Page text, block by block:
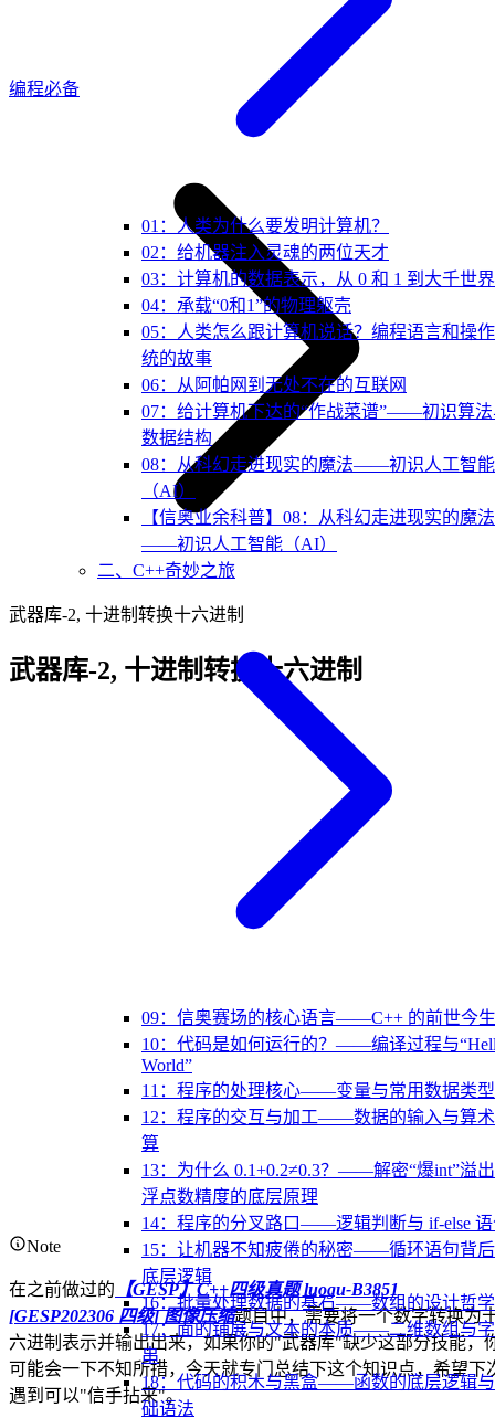
01：人类为什么要发明计算机？
02：给机器注入灵魂的两位天才
03：计算机的数据表示，从 0 和 1 到大千世界
04：承载“0和1”的物理躯壳
05：人类怎么跟计算机说话？编程语言和操
统的故事
06：从阿帕网到无处不在的互联网
07：给计算机下达的“作战菜谱”——初识算
数据结构
08：从科幻走进现实的魔法——初识人工智能
（AI）
【信奥业余科普】08：从科幻走进现实的魔法
——初识人工智能（AI）
二、C++奇妙之旅
09：信奥赛场的核心语言——C++ 的前世今生
10：代码是如何运行的？——编译过程与
World”
11：程序的处理核心——变量与常用数据类型
12：程序的交互与加工——数据的输入与算
算
13：为什么 0.1+0.2≠0.3？——解密“爆int”溢
浮点数精度的底层原理
14：程序的分叉路口——逻辑判断与 if-else
15：让机器不知疲倦的秘密——循环语句背
底层逻辑
16：批量处理数据的基石——数组的设计哲学
17：面的铺展与文本的本质——二维数组与
串
18：代码的积木与黑盒——函数的底层逻辑
础语法
编程必备
武器库-2, 十进制转换十六进制
武器库-2, 十进制转换十六进制
Note
在之前做过的 【GESP】C++四级真题 luogu-B3851
[GESP202306 四级] 图像压缩题目中，需要将一个数字转换为
六进制表示并输出出来，如果你的"武器库"缺少这部分技能，
可能会一下不知所措，今天就专门总结下这个知识点，希望下
遇到可以"信手拈来"。